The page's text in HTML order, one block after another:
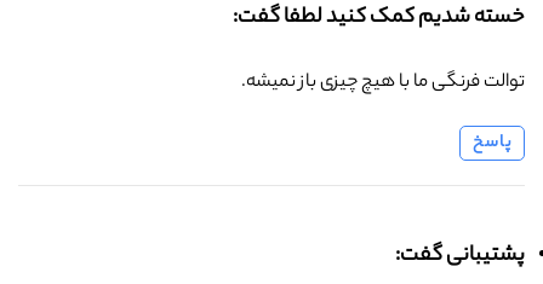
خسته شدیم کمک کنید لطفا گفت:
توالت فرنگی ما با هیچ چیزی باز نمیشه.
پاسخ
پشتیبانی گفت: